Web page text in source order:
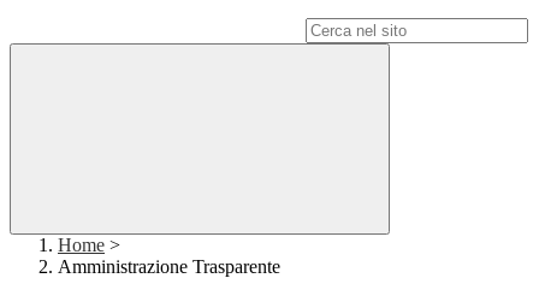
Home >
Amministrazione Trasparente